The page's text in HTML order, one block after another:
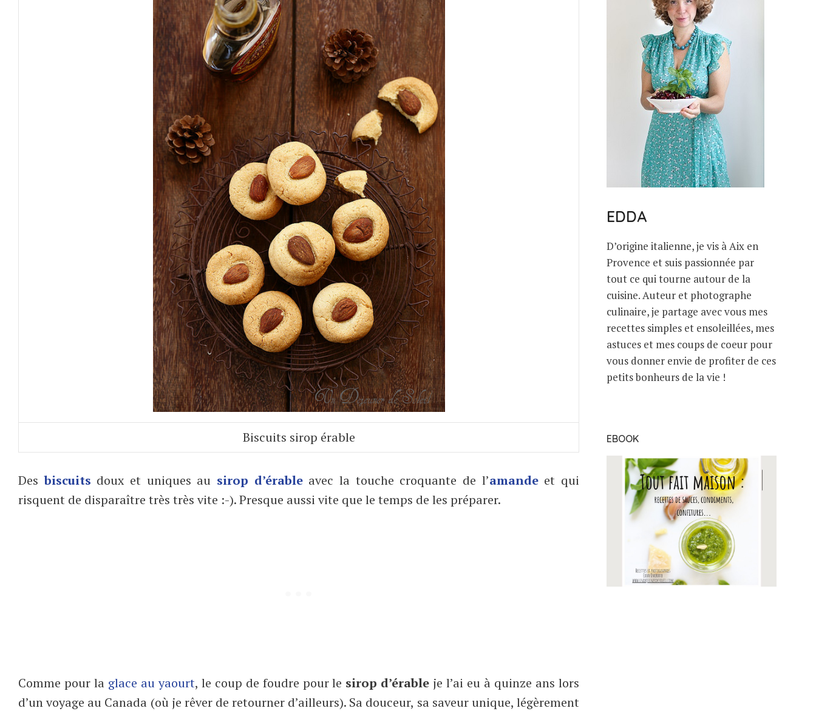
Biscuits sirop érable
Desbiscuits doux et uniques au sirop d’érableavec la touche croquante de l’amandeet qui
risquent de disparaître très très vite :-). Presque aussi vite que le temps de les préparer.
Comme pour la glace au yaourt, le coup de foudre pour le sirop d’érable je l’ai eu à quinze ans lors
d’un voyage au Canada (où je rêver de retourner d’ailleurs). Sa douceur, sa saveur unique, légèrement
EDDA
D’origine italienne, je vis à Aix en
Provence et suis passionnée par
tout ce qui tourne autour de la
cuisine. Auteur et photographe
culinaire, je partage avec vous mes
recettes simples et ensoleillées, mes
astuces et mes coups de coeur pour
vous donner envie de profiter de ces
petits bonheurs de la vie !
EBOOK